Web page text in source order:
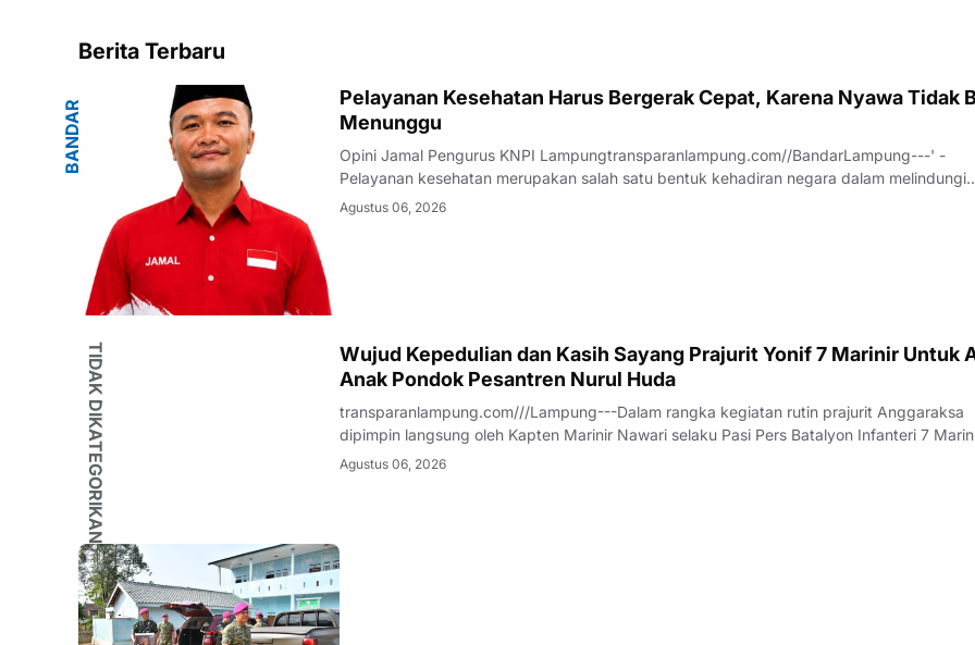
Berita Terbaru
B
A
N
D
A
R
L
A
M
P
U
N
Pelayanan Kesehatan Harus Bergerak Cepat, Karena Nyawa Tidak
Menunggu
Opini Jamal Pengurus KNPI Lampungtransparanlampung.com//BandarLampung---' -
Pelayanan kesehatan merupakan salah satu bentuk kehadiran negara dalam melindungi
warganya. Di tengah pesatnya perkembangan teknologi dan meningkatnya ekspektasi
Agustus 06, 2026
TIDAK DIKATEGORIKAN
Wujud Kepedulian dan Kasih Sayang Prajurit Yonif 7 Marinir Untuk
Anak Pondok Pesantren Nurul Huda
transparanlampung.com///Lampung---Dalam rangka kegiatan rutin prajurit Anggaraksa
dipimpin langsung oleh Kapten Marinir Nawari selaku Pasi Pers Batalyon Infanteri 7
beaserta Ketua dan anggota Jalasenastri Ranting A Cabang 7 PG Kormar melaksanakan
Agustus 06, 2026